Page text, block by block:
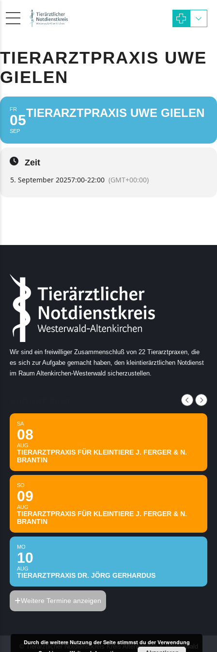
TIERARZTPRAXIS UWE
GIELEN
FR
05
SEP
TIERARZTPRAXIS UWE GIELEN
Zeit
5. September 20257:00-22:00 (GMT+00:00)
Wir sind ein freiwilliger Zusammenschluß von 22 Tierarztpraxen, die
es sich zur Aufgabe gemacht haben, den kleintierärztlichen Notdienst
im Raum Altenkirchen-Westerwald sicherzustellen.
SA
08
AUG
TIERARZTPRAXIS FÜR KLEINTIERE J. FERGER & N.
BRANTIN
SO
09
AUG
TIERARZTPRAXIS FÜR KLEINTIERE J. FERGER & N.
BRANTIN
MO
10
AUG
TIERARZTPRAXIS DR. JÖRG GERHARDUS
Weitere Termine anzeigen
© Tierärztlicher Notdienstkreis Kreis Altenkirchen & Westerwald
Durch die weitere Nutzung der Seite stimmst du der Verwendung